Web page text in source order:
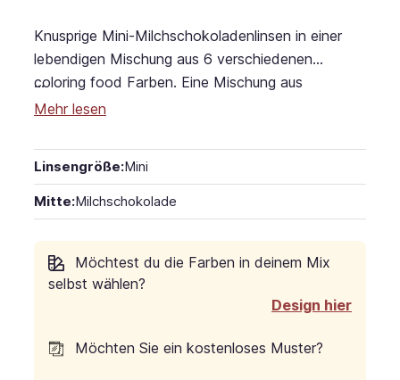
Knusprige Mini-Milchschokoladenlinsen in einer
lebendigen Mischung aus 6 verschiedenen
coloring food Farben. Eine Mischung aus
Bienen-/Carnaubawachs und Schellackpolitur
Linsen können auf viele verschiedene Arten
verwendet werden, vom Verzehr über Dekoration
bis zum Backen. *Dies ist ein auf Bestellung
hergestelltes Produkt, und die genaue Menge
+-10% müssen erwartet und akzeptiert werden.
...
Mehr lesen
Linsengröße:Mini
Mitte:Milchschokolade
Möchtest du die Farben in deinem Mix
selbst wählen?
Design hier
Möchten Sie ein kostenloses Muster?